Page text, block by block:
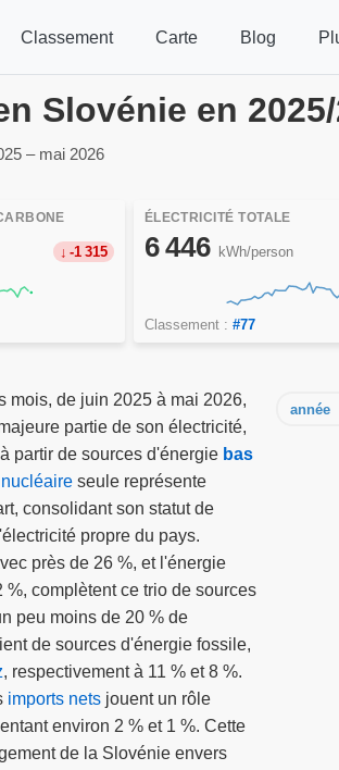
Classement Carte Blog
Slovénie en
– mai 2026
-1 315
ÉLECTRICITÉ TOTALE
6 446 kWh/person
Classement : #77
mois, de juin 2025 à mai 2026,
partie de son électricité,
partir de sources d'énergie bas
nucléaire seule représente
consolidant son statut de
propre du pays.
près de 26 %, et l'énergie
%, complètent ce trio de sources
peu moins de 20 % de
de sources d'énergie fossile,
, respectivement à 11 % et 8 %.
imports nets jouent un rôle
environ 2 % et 1 %. Cette
de la Slovénie envers